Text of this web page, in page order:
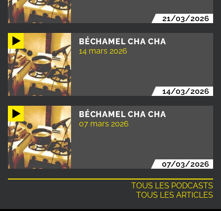
21/03/2026
BÉCHAMEL CHA CHA
14 mars 2026
14/03/2026
BÉCHAMEL CHA CHA
07 mars 2026
07/03/2026
TOUS LES PODCASTS
TOUS LES ARTICLES